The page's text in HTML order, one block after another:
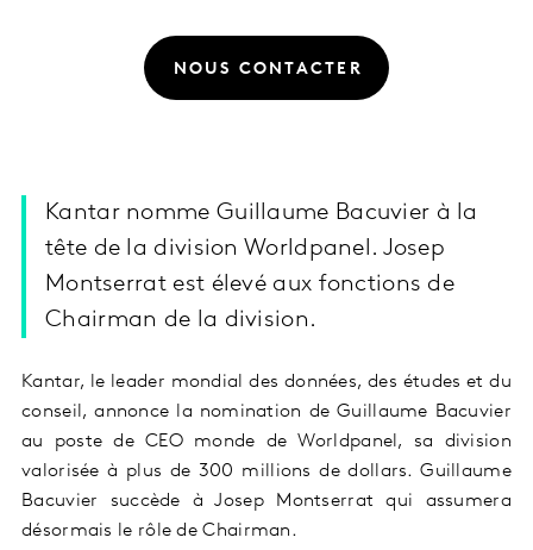
NOUS CONTACTER
Kantar nomme Guillaume Bacuvier à la
tête de la division Worldpanel. Josep
Montserrat est élevé aux fonctions de
Chairman de la division.
Kantar, le leader mondial des données, des études et du
conseil, annonce la nomination de Guillaume Bacuvier
au poste de CEO monde de Worldpanel, sa division
valorisée à plus de 300 millions de dollars. Guillaume
Bacuvier succède à Josep Montserrat qui assumera
désormais le rôle de Chairman.